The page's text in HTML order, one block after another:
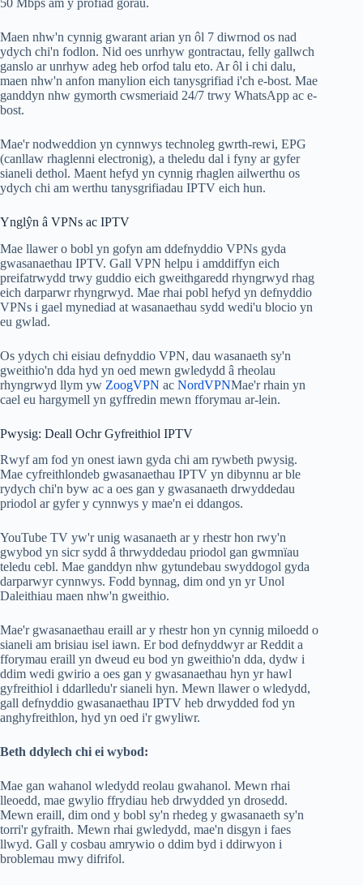
Maen nhw'n cynnig gwarant arian yn ôl 7 diwrnod os nad
ydych chi'n fodlon. Nid oes unrhyw gontractau, felly gallwch
ganslo ar unrhyw adeg heb orfod talu eto. Ar ôl i chi dalu,
maen nhw'n anfon manylion eich tanysgrifiad i'ch e-bost. Mae
ganddyn nhw gymorth cwsmeriaid 24/7 trwy WhatsApp ac e-
bost.
Mae'r nodweddion yn cynnwys technoleg gwrth-rewi, EPG
(canllaw rhaglenni electronig), a theledu dal i fyny ar gyfer
sianeli dethol. Maent hefyd yn cynnig rhaglen ailwerthu os
ydych chi am werthu tanysgrifiadau IPTV eich hun.
Ynglŷn â VPNs ac IPTV
Mae llawer o bobl yn gofyn am ddefnyddio VPNs gyda
gwasanaethau IPTV. Gall VPN helpu i amddiffyn eich
preifatrwydd trwy guddio eich gweithgaredd rhyngrwyd rhag
eich darparwr rhyngrwyd. Mae rhai pobl hefyd yn defnyddio
VPNs i gael mynediad at wasanaethau sydd wedi'u blocio yn
eu gwlad.
Os ydych chi eisiau defnyddio VPN, dau wasanaeth sy'n
gweithio'n dda hyd yn oed mewn gwledydd â rheolau
rhyngrwyd llym yw ZoogVPN ac NordVPNMae'r rhain yn
cael eu hargymell yn gyffredin mewn fforymau ar-lein.
Pwysig: Deall Ochr Gyfreithiol IPTV
Rwyf am fod yn onest iawn gyda chi am rywbeth pwysig.
Mae cyfreithlondeb gwasanaethau IPTV yn dibynnu ar ble
rydych chi'n byw ac a oes gan y gwasanaeth drwyddedau
priodol ar gyfer y cynnwys y mae'n ei ddangos.
YouTube TV yw'r unig wasanaeth ar y rhestr hon rwy'n
gwybod yn sicr sydd â thrwyddedau priodol gan gwmnïau
teledu cebl. Mae ganddyn nhw gytundebau swyddogol gyda
darparwyr cynnwys. Fodd bynnag, dim ond yn yr Unol
Daleithiau maen nhw'n gweithio.
Mae'r gwasanaethau eraill ar y rhestr hon yn cynnig miloedd o
sianeli am brisiau isel iawn. Er bod defnyddwyr ar Reddit a
fforymau eraill yn dweud eu bod yn gweithio'n dda, dydw i
ddim wedi gwirio a oes gan y gwasanaethau hyn yr hawl
gyfreithiol i ddarlledu'r sianeli hyn. Mewn llawer o wledydd,
gall defnyddio gwasanaethau IPTV heb drwydded fod yn
anghyfreithlon, hyd yn oed i'r gwyliwr.
Beth ddylech chi ei wybod:
Mae gan wahanol wledydd reolau gwahanol. Mewn rhai
lleoedd, mae gwylio ffrydiau heb drwydded yn drosedd.
Mewn eraill, dim ond y bobl sy'n rhedeg y gwasanaeth sy'n
torri'r gyfraith. Mewn rhai gwledydd, mae'n disgyn i faes
llwyd. Gall y cosbau amrywio o ddim byd i ddirwyon i
broblemau mwy difrifol.